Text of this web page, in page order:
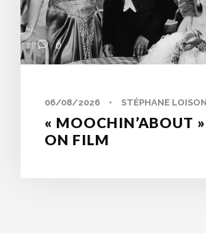
0
06/08/2026 • STÉPHANE LOISON
« MOOCHIN’ABOUT
ON FILM